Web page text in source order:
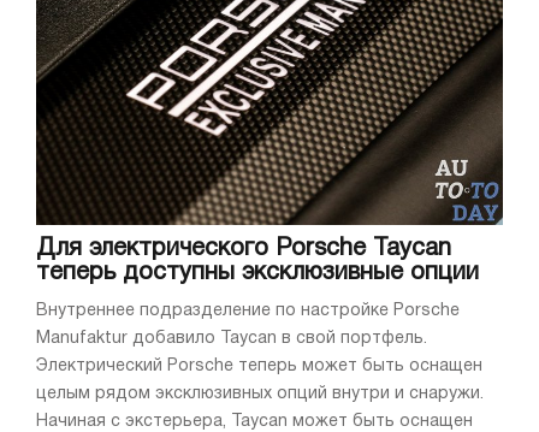
Для электрического Porsche Taycan
теперь доступны эксклюзивные опции
Внутреннее подразделение по настройке Porsche
Manufaktur добавило Taycan в свой портфель.
Электрический Porsche теперь может быть оснащен
целым рядом эксклюзивных опций внутри и снаружи.
Начиная с экстерьера, Taycan может быть оснащен